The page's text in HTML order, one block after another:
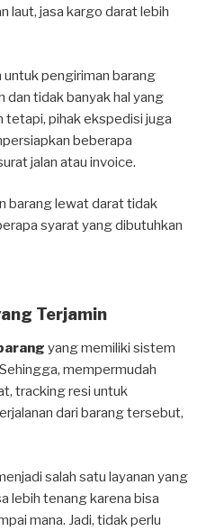
laut, jasa kargo darat lebih
pengiriman barang
dan tidak banyak hal yang
tetapi, pihak ekspedisi juga
beberapa
jalan atau invoice.
barang lewat darat tidak
syarat yang dibutuhkan
Terjamin
yang memiliki sistem
mempermudah
tracking resi untuk
dari barang tersebut,
salah satu layanan yang
lebih tenang karena bisa
mana. Jadi, tidak perlu